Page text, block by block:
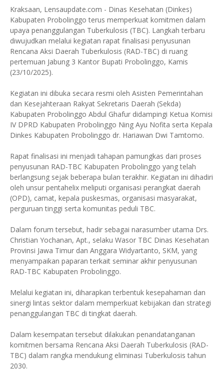
Kraksaan, Lensaupdate.com - Dinas Kesehatan (Dinkes)
Kabupaten Probolinggo terus memperkuat komitmen dalam
upaya penanggulangan Tuberkulosis (TBC). Langkah terbaru
diwujudkan melalui kegiatan rapat finalisasi penyusunan
Rencana Aksi Daerah Tuberkulosis (RAD-TBC) di ruang
pertemuan Jabung 3 Kantor Bupati Probolinggo, Kamis
(23/10/2025).
Kegiatan ini dibuka secara resmi oleh Asisten Pemerintahan
dan Kesejahteraan Rakyat Sekretaris Daerah (Sekda)
Kabupaten Probolinggo Abdul Ghafur didampingi Ketua Komisi
IV DPRD Kabupaten Probolinggo Ning Ayu Nofita serta Kepala
Dinkes Kabupaten Probolinggo dr. Hariawan Dwi Tamtomo.
Rapat finalisasi ini menjadi tahapan pamungkas dari proses
penyusunan RAD-TBC Kabupaten Probolinggo yang telah
berlangsung sejak beberapa bulan terakhir. Kegiatan ini dihadiri
oleh unsur pentahelix meliputi organisasi perangkat daerah
(OPD), camat, kepala puskesmas, organisasi masyarakat,
perguruan tinggi serta komunitas peduli TBC.
Dalam forum tersebut, hadir sebagai narasumber utama Drs.
Christian Yochanan, Apt., selaku Wasor TBC Dinas Kesehatan
Provinsi Jawa Timur dan Anggara Widyartanto, SKM, yang
menyampaikan paparan terkait seminar akhir penyusunan
RAD-TBC Kabupaten Probolinggo.
Melalui kegiatan ini, diharapkan terbentuk kesepahaman dan
sinergi lintas sektor dalam memperkuat kebijakan dan strategi
penanggulangan TBC di tingkat daerah.
Dalam kesempatan tersebut dilakukan penandatanganan
komitmen bersama Rencana Aksi Daerah Tuberkulosis (RAD-
TBC) dalam rangka mendukung eliminasi Tuberkulosis tahun
2030.